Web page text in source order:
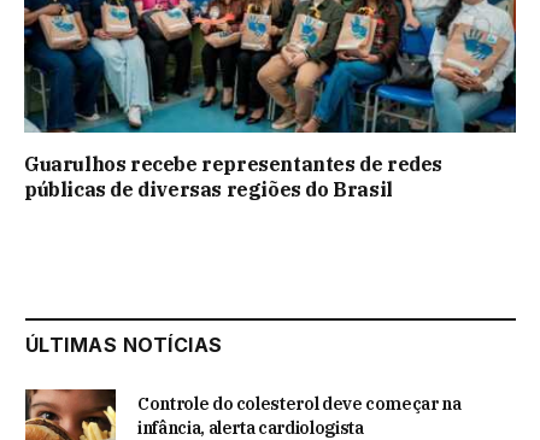
Guarulhos recebe representantes de redes
públicas de diversas regiões do Brasil
ÚLTIMAS NOTÍCIAS
Controle do colesterol deve começar na
infância, alerta cardiologista